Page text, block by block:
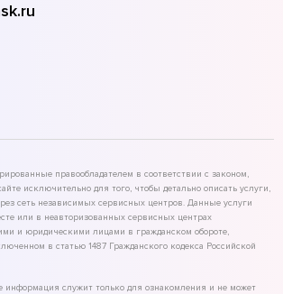
правообладателем в соответствии с законом,
исключительно для того, чтобы детально описать услуги,
сеть независимых сервисных центров. Данные услуги
или в неавторизованных сервисных центрах
и юридическими лицами в гражданском обороте,
в статью 1487 Гражданского кодекса Российской
информация служит только для ознакомления и не может